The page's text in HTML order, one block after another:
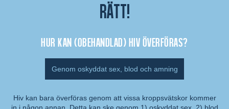
Rätt!
Hur kan (obehandlad) hiv överföras?
Genom oskyddat sex, blod och amning
Hiv kan bara överföras genom att vissa kroppsvätskor kommer